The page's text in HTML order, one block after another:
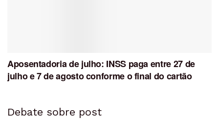
Aposentadoria de julho: INSS paga entre 27 de
julho e 7 de agosto conforme o final do cartão
Debate sobre post